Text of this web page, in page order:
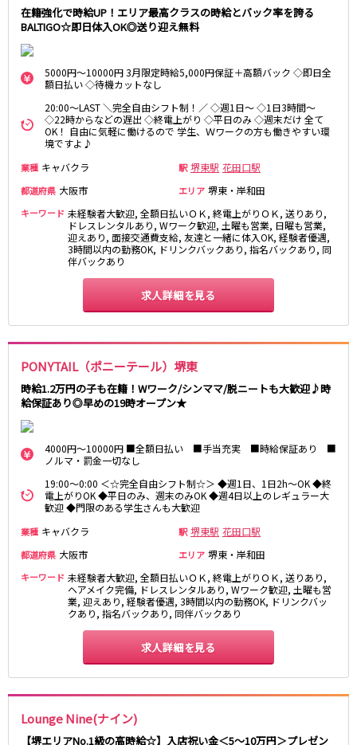
在籍強化で時給UP！エリア最高クラスの時給とバック率を誇る
BALTIGO☆即日体入OK◎送り迎え無料
5000円～10000円 3月限定時給5,000円保証＋高額バック ◇即日全
額日払い ◇待機カットなし
20:00～LAST ＼完全自由シフト制！／ ◇週1日～ ◇1日3時間～
◇22時からなどの遅出 ◇終電上がり ◇平日のみ ◇週末だけ 全て
OK！ 自由に気軽に働けるので 学生、Ｗワークの方も働きやすい環
境ですよ♪
業種 キャバクラ 駅 堺東駅 花田口駅
都道府県 大阪市 エリア 堺東・岸和田
キーワード 未経験者大歓迎, 全額日払いＯＫ, 終電上がりＯＫ, 送りあり,
ドレスレンタルあり, Wワーク歓迎, 土曜も営業, 日曜も営業,
迎えあり, 面接交通費支給, 友達と一緒に体入OK, 経験者優遇,
3時間以内の勤務OK, ドリンクバックあり, 指名バックあり, 同
伴バックあり
求人詳細を見る
PONYTAIL（ポニーテール）堺東
時給1.2万円の子も在籍！Wワーク/シンママ/脱ニートも大歓迎♪時
給保証あり◎早めの19時オープン★
4000円～10000円 ■全額日払い ■手当充実 ■時給保証あり ■
ノルマ・罰金一切なし
19:00～0:00 ＜☆完全自由シフト制☆＞ ◆週1日、1日2h～OK ◆終
電上がりOK ◆平日のみ、週末のみOK ◆週4日以上のレギュラー大
歓迎 ◆門限のある学生さんも大歓迎
業種 キャバクラ 駅 堺東駅 花田口駅
都道府県 大阪市 エリア 堺東・岸和田
キーワード 未経験者大歓迎, 全額日払いＯＫ, 終電上がりＯＫ, 送りあり,
ヘアメイク完備, ドレスレンタルあり, Wワーク歓迎, 土曜も営
業, 迎えあり, 経験者優遇, 3時間以内の勤務OK, ドリンクバッ
クあり, 指名バックあり, 同伴バックあり
求人詳細を見る
Lounge Nine(ナイン)
【堺エリアNo.1級の高時給☆】入店祝い金＜5～10万円＞プレゼン
阪急神戸本線
十三駅
夙川駅
塚口駅
近鉄大阪線
大和八木駅
近鉄八尾駅
南海高野線(りんかんサンライン)
堺東駅 今宮戎駅
Osaka Metro谷町線
東梅田駅
守口駅
JR山陽本線(神戸線)(神戸～姫路)
姫路駅
東加古川駅
山陽姫路駅
播磨町駅
阪急宝塚本線
十三駅
尼崎駅
西宮駅
出屋敷駅
福島駅
JR山陽本線(姫路～岡山)